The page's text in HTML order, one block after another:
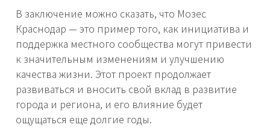
В заключение можно сказать, что Мозес
Краснодар — это пример того, как инициатива и
поддержка местного сообщества могут привести
к значительным изменениям и улучшению
качества жизни. Этот проект продолжает
развиваться и вносить свой вклад в развитие
города и региона, и его влияние будет
ощущаться еще долгие годы.